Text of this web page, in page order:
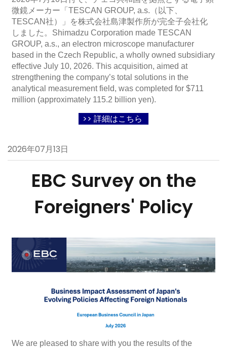
微鏡メーカー「TESCAN GROUP, a.s.（以下、
TESCAN社）」を株式会社島津製作所が完全子会社化
しました。Shimadzu Corporation made TESCAN
GROUP, a.s., an electron microscope manufacturer
based in the Czech Republic, a wholly owned subsidiary
effective July 10, 2026. This acquisition, aimed at
strengthening the company’s total solutions in the
analytical measurement field, was completed for $711
million (approximately 115.2 billion yen).
>> 詳細はこちら
2026年07月13日
EBC Survey on the
Foreigners' Policy
We are pleased to share with you the results of the